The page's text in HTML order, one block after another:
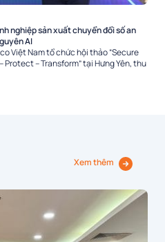
nghiệp sản xuất chuyển đổi số an
AI
Việt Nam tổ chức hội thảo “Secure
– Transform” tại Hưng Yên, thu
Xem thêm